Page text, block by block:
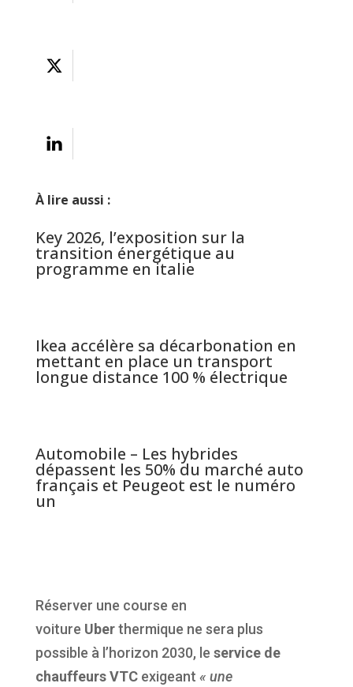
À lire aussi :
Key 2026, l’exposition sur la
transition énergétique au
programme en italie
Ikea accélère sa décarbonation en
mettant en place un transport
longue distance 100 % électrique
Automobile – Les hybrides
dépassent les 50% du marché auto
français et Peugeot est le numéro
un
Réserver une course en
voiture Uber thermique ne sera plus
possible à l’horizon 2030, le service de
chauffeurs VTC exigeant « une